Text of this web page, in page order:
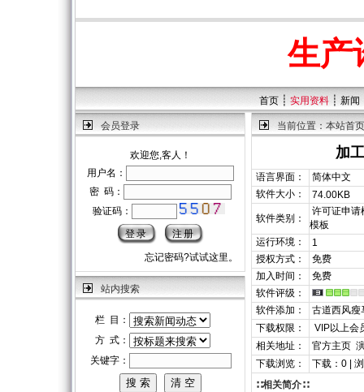
生产
首页 ┊ 实用资料 ┊ 新闻
会员登录
欢迎您,客人！
用户名：
密 码：
验证码：
忘记密码?试试这里。
站内搜索
栏 目：
方 式：
关键字：
当前位置： 本站首页
加
语言界面：
简体中文
软件大小：
74.00KB
软件类别：
许可证申请
模板
运行环境：
1
授权方式：
免费
加入时间：
免费
软件评级：
软件添加：
古道西风瘦
下载权限：
VIP以上会
相关地址：
官方主页
下载浏览：
下载：0 |
∷相关简介∷